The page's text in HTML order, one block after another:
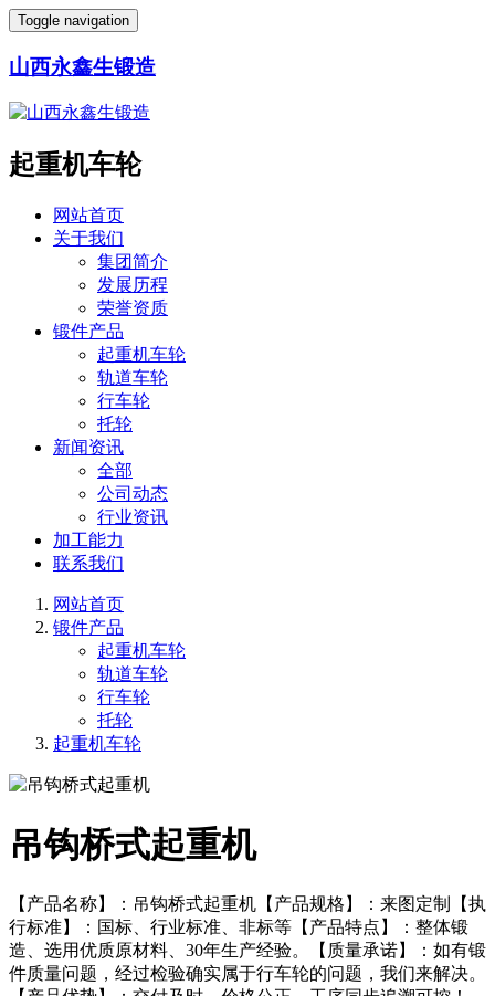
Toggle navigation
山西永鑫生锻造
起重机车轮
网站首页
关于我们
集团简介
发展历程
荣誉资质
锻件产品
起重机车轮
轨道车轮
行车轮
托轮
新闻资讯
全部
公司动态
行业资讯
加工能力
联系我们
网站首页
锻件产品
起重机车轮
轨道车轮
行车轮
托轮
起重机车轮
吊钩桥式起重机
【产品名称】：吊钩桥式起重机【产品规格】：来图定制【执
行标准】：国标、行业标准、非标等【产品特点】：整体锻
造、选用优质原材料、30年生产经验。【质量承诺】：如有锻
件质量问题，经过检验确实属于行车轮的问题，我们来解决。